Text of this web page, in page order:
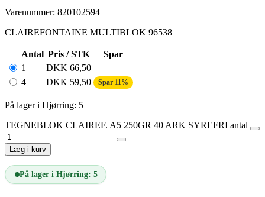
Varenummer: 820102594
CLAIREFONTAINE MULTIBLOK 96538
Antal Pris / STK
Spar
1
DKK 66,50
4
DKK 59,50 Spar 11%
På lager i Hjørring: 5
TEGNEBLOK CLAIREF. A5 250GR 40 ARK SYREFRI antal
Læg i kurv
På lager i Hjørring: 5